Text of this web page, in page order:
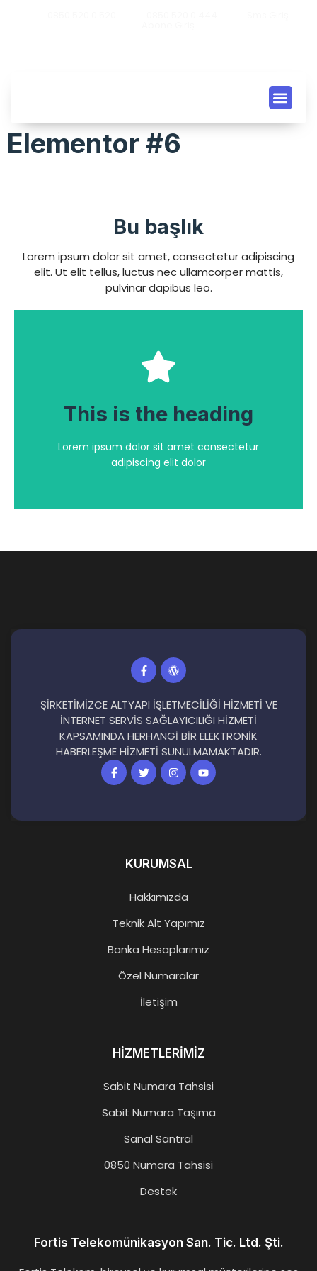
Elementor #6
Bu başlık
Lorem ipsum dolor sit amet, consectetur adipiscing
elit. Ut elit tellus, luctus nec ullamcorper mattis,
pulvinar dapibus leo.
This is the heading
Lorem ipsum dolor sit amet consectetur
adipiscing elit dolor
This is the heading
Lorem ipsum dolor sit amet consectetur
adipiscing elit dolor
Click Here
ŞİRKETİMİZCE ALTYAPI İŞLETMECİLİĞİ HİZMETİ VE
İNTERNET SERVİS SAĞLAYICILIĞI HİZMETİ
KAPSAMINDA HERHANGİ BİR ELEKTRONİK
HABERLEŞME HİZMETİ SUNULMAMAKTADIR.
KURUMSAL
Hakkımızda
Teknik Alt Yapımız
Banka Hesaplarımız
Özel Numaralar
İletişim
HİZMETLERİMİZ
Sabit Numara Tahsisi
Sabit Numara Taşıma
Sanal Santral
0850 Numara Tahsisi
Destek
Fortis Telekomünikasyon San. Tic. Ltd. Şti.